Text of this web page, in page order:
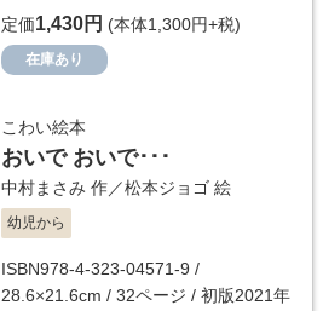
定価1,430円 (本体1,300円+税)
在庫あり
こわい絵本
おいで おいで･･･
中村まさみ 作／松本ジョゴ 絵
幼児から
ISBN978-4-323-04571-9 /
28.6×21.6cm / 32ページ / 初版2021年